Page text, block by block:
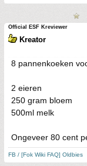
Official ESF Kreviewer
Kreator
8 pannenkoeken
2 eieren
250 gram bloem
500ml melk
Ongeveer 80 cent
FB / [Fok Wiki FAQ] Oldbies